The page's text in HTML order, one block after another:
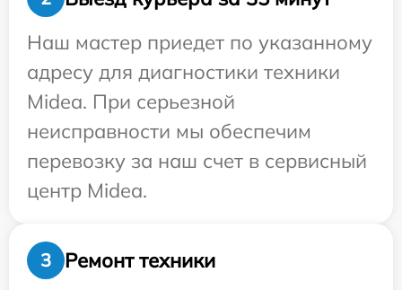
Наш мастер приедет по указанному
адресу для диагностики техники
Midea. При серьезной
неисправности мы обеспечим
перевозку за наш счет в сервисный
центр Midea.
3
Ремонт техники